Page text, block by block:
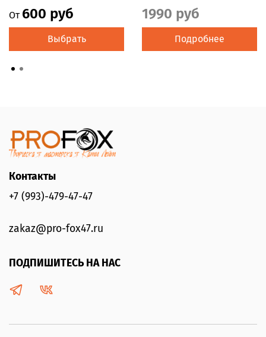
От 600 руб
Выбрать
1990 руб
Подробнее
Контакты
+7 (993)-479-47-47
zakaz@pro-fox47.ru
ПОДПИШИТЕСЬ НА НАС